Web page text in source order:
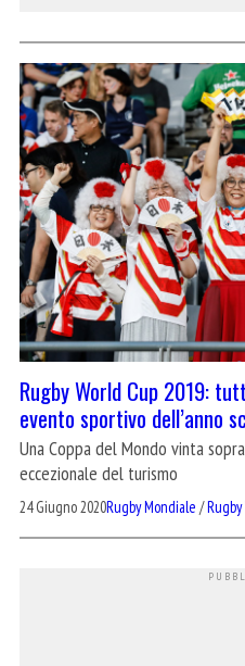
Rugby World Cup 2019:
evento sportivo dell’anno
Una Coppa del Mondo vinta
eccezionale del turismo
24 Giugno 2020Rugby Mondiale /